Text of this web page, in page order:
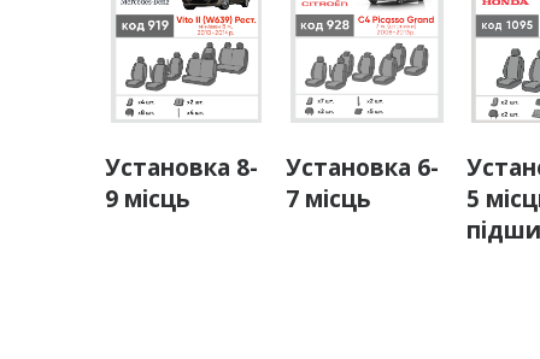
Установка 8-
9 місць
Установка 6-
7 місць
5